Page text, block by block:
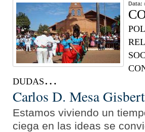
Data:
dudas…
Carlos D. Mesa
Estamos viviendo un
ciega en las ideas se